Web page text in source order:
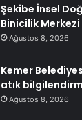
Şekibe İnsel
Binicilik
Ağustos 8, 2026
Kemer
atık
Ağustos 8, 2026